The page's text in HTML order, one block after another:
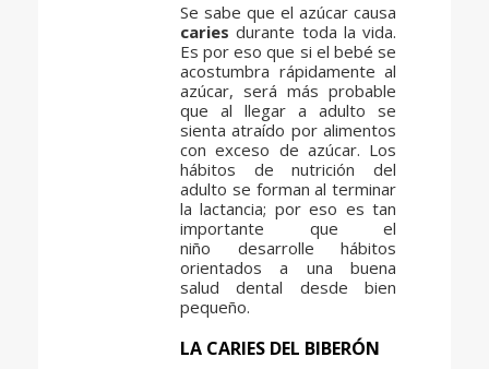
Se sabe que el azúcar causa
caries durante toda la vida.
Es por eso que si el bebé se
acostumbra rápidamente al
azúcar, será más probable
que al llegar a adulto se
sienta atraído por alimentos
con exceso de azúcar. Los
hábitos de nutrición del
adulto se forman al terminar
la lactancia; por eso es tan
importante que el
niño desarrolle hábitos
orientados a una buena
salud dental desde bien
pequeño.
LA CARIES DEL BIBERÓN